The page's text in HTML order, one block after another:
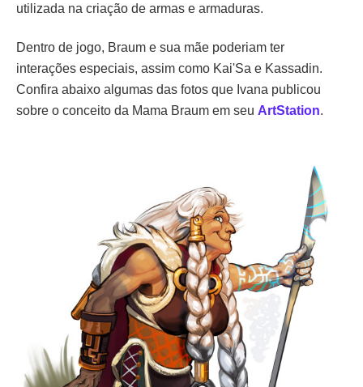
utilizada na criação de armas e armaduras.
Dentro de jogo, Braum e sua mãe poderiam ter
interações especiais, assim como Kai'Sa e Kassadin.
Confira abaixo algumas das fotos que Ivana publicou
sobre o conceito da Mama Braum em seu ArtStation.